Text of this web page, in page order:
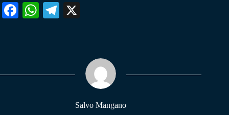
Fa W
pp
Te
m
Salvo Mangano